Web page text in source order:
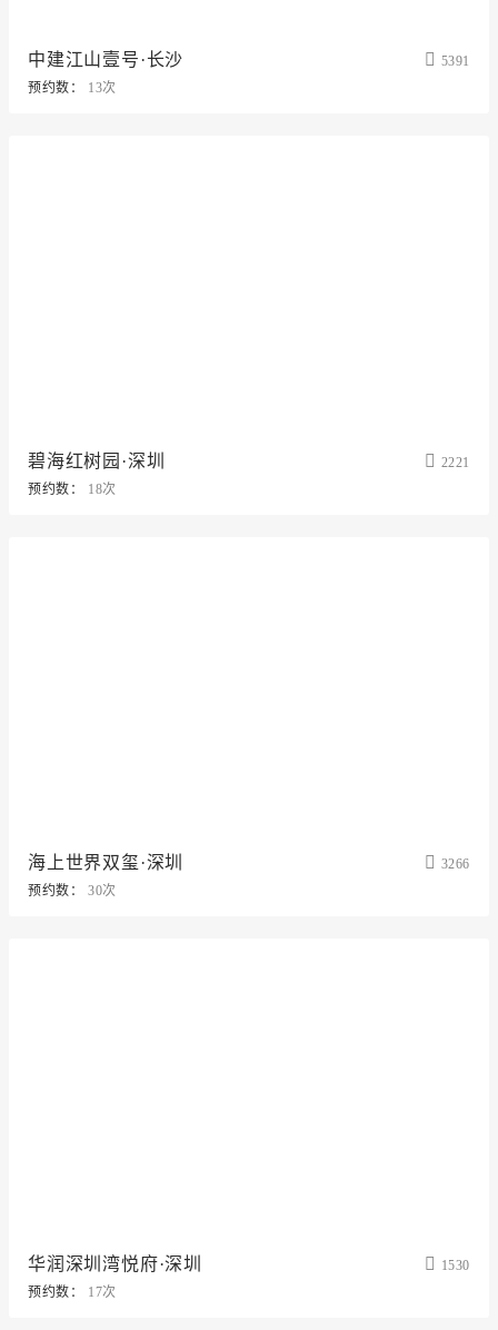
中建江山壹号·长沙
5391
预约数：
13次
碧海红树园·深圳
2221
预约数：
18次
海上世界双玺·深圳
3266
预约数：
30次
华润深圳湾悦府·深圳
1530
预约数：
17次